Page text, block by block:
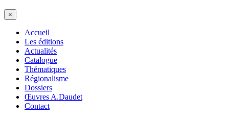
×
Accueil
Les éditions
Actualités
Catalogue
Thématiques
Régionalisme
Dossiers
Œuvres A.Daudet
Contact